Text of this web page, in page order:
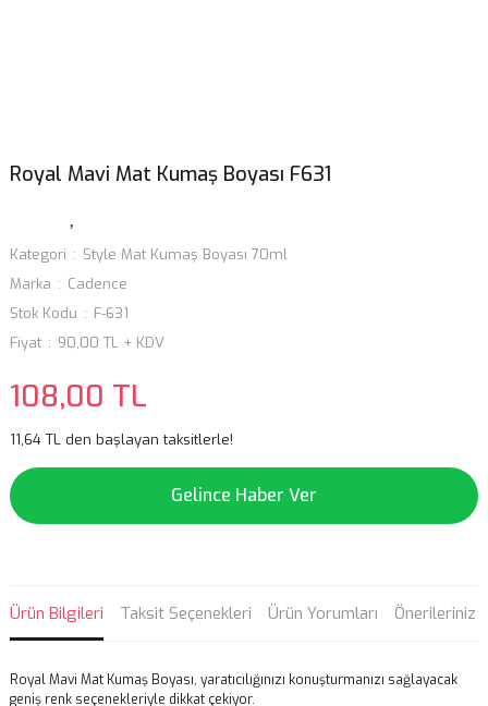
Royal Mavi Mat Kumaş Boyası F631
Kategori
Style Mat Kumaş Boyası 70ml
Marka
Cadence
Stok Kodu
F-631
Fiyat
90,00 TL + KDV
108,00 TL
11,64 TL den başlayan taksitlerle!
Gelince Haber Ver
Ürün Bilgileri Taksit Seçenekleri Ürün Yorumları Önerileriniz
Royal Mavi Mat Kumaş Boyası, yaratıcılığınızı konuşturmanızı sağlayacak
geniş renk seçenekleriyle dikkat çekiyor.